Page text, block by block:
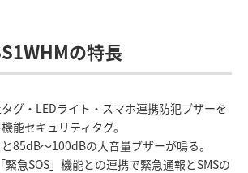
の特長
グ・LEDライト・スマホ連携防犯ブザーを
能セキュリティタグ。
85dB～100dBの大音量ブザーが鳴る。
急SOS」機能との連携で緊急通報とSMSの